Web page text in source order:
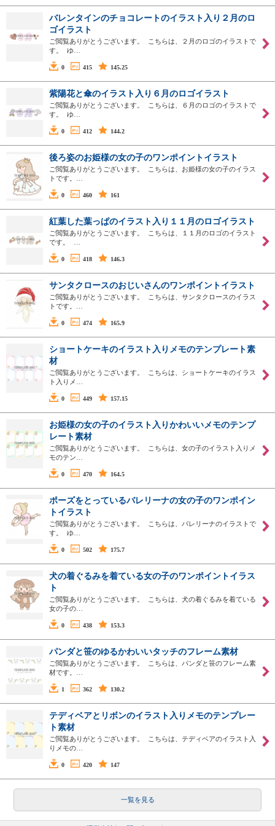
バレンタインのチョコレートのイラスト入り２月のロ
ゴイラスト
ご閲覧ありがとうございます。 こちらは、２月のロゴのイラストで
す。 ゆ…
0 415 145.25
紫陽花と傘のイラスト入り６月のロゴイラスト
ご閲覧ありがとうございます。 こちらは、６月のロゴのイラストで
す。 ゆ…
0 412 144.2
後ろ姿のお姫様の女の子のワンポイントイラスト
ご閲覧ありがとうございます。 こちらは、お姫様の女の子のイラス
トです。…
0 460 161
紅葉した葉っぱのイラスト入り１１月のロゴイラスト
ご閲覧ありがとうございます。 こちらは、１１月のロゴのイラスト
です。 …
0 418 146.3
サンタクロースのおじいさんのワンポイントイラスト
ご閲覧ありがとうございます。 こちらは、サンタクロースのイラス
トです。…
0 474 165.9
ショートケーキのイラスト入りメモのテンプレート素
材
ご閲覧ありがとうございます。 こちらは、ショートケーキのイラス
ト入りメ…
0 449 157.15
お姫様の女の子のイラスト入りかわいいメモのテンプ
レート素材
ご閲覧ありがとうございます。 こちらは、女の子のイラスト入りメ
モのテン…
0 470 164.5
ポーズをとっているバレリーナの女の子のワンポイン
トイラスト
ご閲覧ありがとうございます。 こちらは、バレリーナのイラストで
す。 ゆ…
0 502 175.7
犬の着ぐるみを着ている女の子のワンポイントイラス
ト
ご閲覧ありがとうございます。 こちらは、犬の着ぐるみを着ている
女の子の…
0 438 153.3
パンダと笹のゆるかわいいタッチのフレーム素材
ご閲覧ありがとうございます。 こちらは、パンダと笹のフレーム素
材です。…
1 362 130.2
テディベアとリボンのイラスト入りメモのテンプレー
ト素材
ご閲覧ありがとうございます。 こちらは、テディベアのイラスト入
りメモの…
0 420 147
一覧を見る